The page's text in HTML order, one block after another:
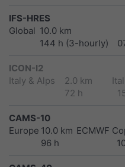
IFS-HRES
Global 10.0 km
144 h (3-hourly)
ICON-I2
Italy & Alps
2.0 km
72 h
CAMS-10
Europe 10.0 km
96 h
ECMWF